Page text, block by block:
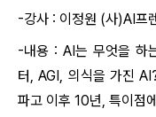
-강사 : 이정원 (사)AI프
-내용 : AI는 무엇을 하
터, AGI, 의식을 가진
파고 이후 10년, 특이점